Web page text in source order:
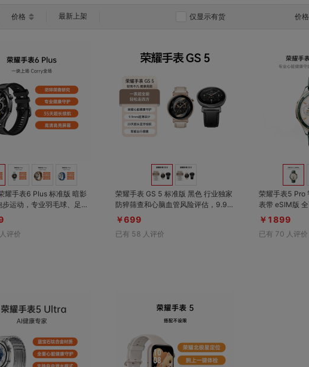
价格 最新上架 仅显示有货 价
心脏健康守护，防猝筛查
人评价
荣耀手表 GS 5 标准版 黑色 行业独家
防猝筛查和心脑血管风险评估，9.9m
m超薄设计，25天超长蓝牙续航，出
￥699
已有 58 人评价
荣耀手表5 Pro
表带 eSIM版 全面心脏健康守护，防
猝筛查研究，
￥1899
已有 70 人评价